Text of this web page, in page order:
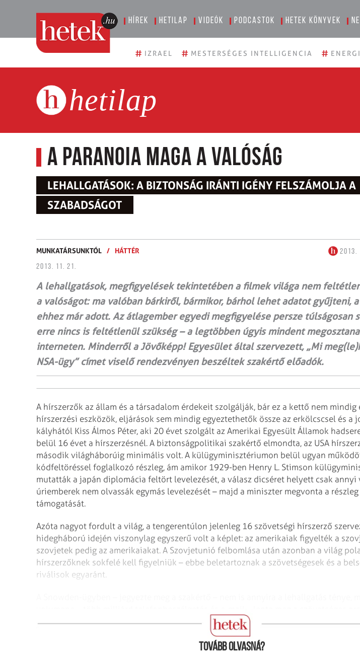
Hírek Hetilap Videók Podcastok Hetek könyvek
# IZRAEL # MESTERSÉGES INTELLIGENCIA #
hetilap
A paranoia maga a valóság
LEHALLGATÁSOK: A BIZTONSÁG IRÁNTI IGÉNY FELSZÁMOLJA A
SZABADSÁGOT
MUNKATÁRSUNKTÓL / HÁTTÉR
2013.
2013. 11. 21.
A lehallgatások, megfigyelések tekintetében a filmek világa nem
a valóságot: ma valóban bárkiről, bármikor, bárhol lehet adatot gyűjteni,
ehhez már adott. Az átlagember egyedi megfigyelése persze túlságosan
erre nincs is feltétlenül szükség – a legtöbben úgyis mindent
interneten. Minderről a Jövőképp! Egyesület által szervezett, „Mi
NSA-ügy” címet viselő rendezvényen beszéltek szakértő előadók.
A hírszerzők az állam és a társadalom érdekeit szolgálják, bár ez a kettő nem mindig
hírszerzési eszközök, eljárások sem mindig egyeztethetők össze az erkölcscsel és a
kályhától Kiss Álmos Péter, aki 20 évet szolgált az Amerikai Egyesült Államok
belül 16 évet a hírszerzésnél. A biztonságpolitikai szakértő elmondta, az USA
második világháborúig minimális volt. A külügyminisztériumon belül ugyan
kódfeltöréssel foglalkozó részleg, ám amikor 1929-ben Henry L. Stimson
mutatták a japán diplomácia feltört levelezését, a válasz dicséret helyett csak annyi
úriemberek nem olvassák egymás levelezését – majd a miniszter megvonta a
támogatását.
Azóta nagyot fordult a világ, a tengerentúlon jelenleg 16 szövetségi hírszerző
hidegháború idején viszonylag egyszerű volt a képlet: az amerikaiak figyelték a
szovjetek pedig az amerikaiakat. A Szovjetunió felbomlása után azonban a világ
hírszerzőknek sokfelé kell figyelniük – ebbe beletartoznak a szövetségesek és a
riválisok egyaránt.
és ebbe a meglepetésbe vegyülhetett némi irigység is.
Tovább olvasná?